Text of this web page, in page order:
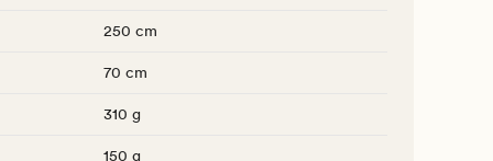
250 cm
70 cm
310 g
150 g